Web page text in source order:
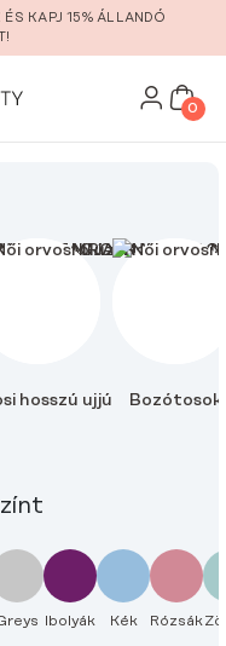
KAPJ 15% ÁLLANDÓ
0
hosszú ujjú Bozótosok
Ibolyák Kék Rózsák